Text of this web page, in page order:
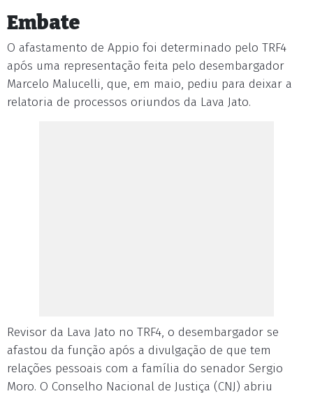
Embate
O afastamento de Appio foi determinado pelo TRF4
após uma representação feita pelo desembargador
Marcelo Malucelli, que, em maio, pediu para deixar a
relatoria de processos oriundos da Lava Jato.
Revisor da Lava Jato no TRF4, o desembargador se
afastou da função após a divulgação de que tem
relações pessoais com a família do senador Sergio
Moro. O Conselho Nacional de Justiça (CNJ) abriu